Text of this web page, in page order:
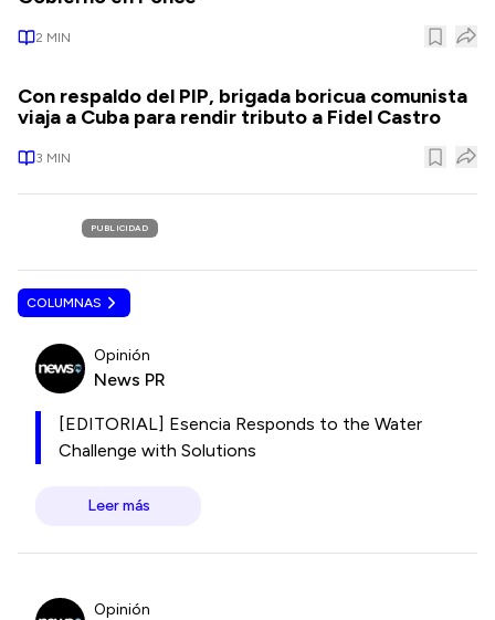
2 MIN
Con respaldo del PIP, brigada boricua comunista
viaja a Cuba para rendir tributo a Fidel Castro
3 MIN
PUBLICIDAD
COLUMNAS
Opinión
News PR
[EDITORIAL] Esencia Responds to the Water
Challenge with Solutions
Leer más
Opinión